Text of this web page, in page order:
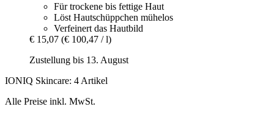
Für trockene bis fettige Haut
Löst Hautschüppchen mühelos
Verfeinert das Hautbild
€ 15,07 (€ 100,47 / l)
Zustellung bis 13. August
IONIQ Skincare: 4 Artikel
Alle Preise inkl. MwSt.